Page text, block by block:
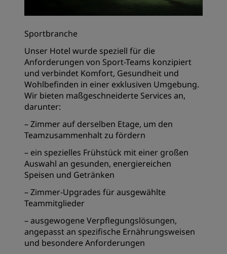
Sportbranche
Unser Hotel wurde speziell für die
Anforderungen von Sport-Teams konzipiert
und verbindet Komfort, Gesundheit und
Wohlbefinden in einer exklusiven Umgebung.
Wir bieten maßgeschneiderte Services an,
darunter:
– Zimmer auf derselben Etage, um den
Teamzusammenhalt zu fördern
– ein spezielles Frühstück mit einer großen
Auswahl an gesunden, energiereichen
Speisen und Getränken
– Zimmer-Upgrades für ausgewählte
Teammitglieder
– ausgewogene Verpflegungslösungen,
angepasst an spezifische Ernährungsweisen
und besondere Anforderungen